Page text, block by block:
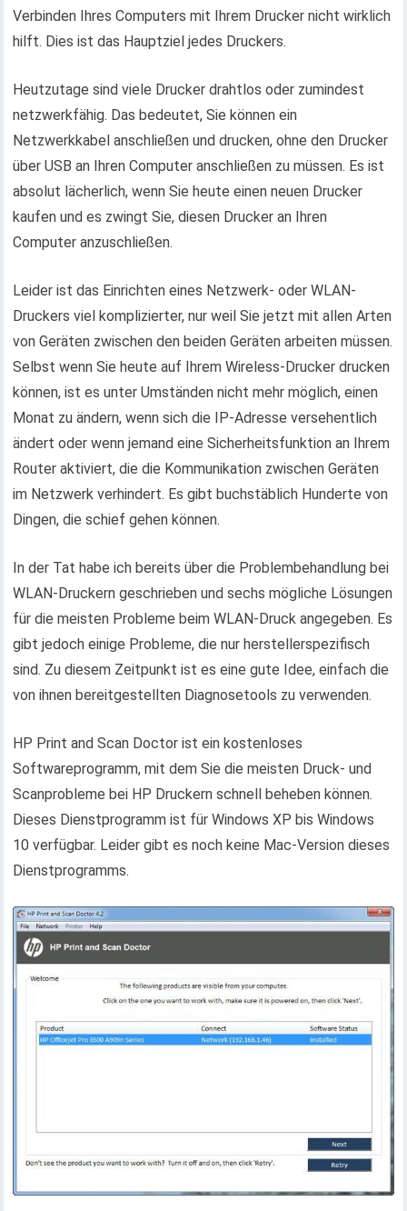
Verbinden Ihres Computers mit Ihrem Drucker nicht wirklich
hilft. Dies ist das Hauptziel jedes Druckers.
Heutzutage sind viele Drucker drahtlos oder zumindest
netzwerkfähig. Das bedeutet, Sie können ein
Netzwerkkabel anschließen und drucken, ohne den Drucker
über USB an Ihren Computer anschließen zu müssen. Es ist
absolut lächerlich, wenn Sie heute einen neuen Drucker
kaufen und es zwingt Sie, diesen Drucker an Ihren
Computer anzuschließen.
Leider ist das Einrichten eines Netzwerk- oder WLAN-
Druckers viel komplizierter, nur weil Sie jetzt mit allen Arten
von Geräten zwischen den beiden Geräten arbeiten müssen.
Selbst wenn Sie heute auf Ihrem Wireless-Drucker drucken
können, ist es unter Umständen nicht mehr möglich, einen
Monat zu ändern, wenn sich die IP-Adresse versehentlich
ändert oder wenn jemand eine Sicherheitsfunktion an Ihrem
Router aktiviert, die die Kommunikation zwischen Geräten
im Netzwerk verhindert. Es gibt buchstäblich Hunderte von
Dingen, die schief gehen können.
In der Tat habe ich bereits über die Problembehandlung bei
WLAN-Druckern geschrieben und sechs mögliche Lösungen
für die meisten Probleme beim WLAN-Druck angegeben. Es
gibt jedoch einige Probleme, die nur herstellerspezifisch
sind. Zu diesem Zeitpunkt ist es eine gute Idee, einfach die
von ihnen bereitgestellten Diagnosetools zu verwenden.
HP Print and Scan Doctor ist ein kostenloses
Softwareprogramm, mit dem Sie die meisten Druck- und
Scanprobleme bei HP Druckern schnell beheben können.
Dieses Dienstprogramm ist für Windows XP bis Windows
10 verfügbar. Leider gibt es noch keine Mac-Version dieses
Dienstprogramms.